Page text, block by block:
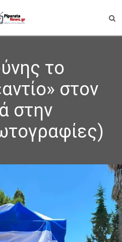
το
στον
στην